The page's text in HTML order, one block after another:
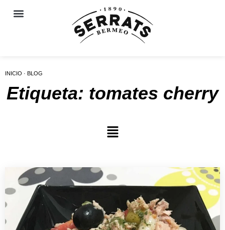
INICIO · BLOG
Etiqueta: tomates cherry